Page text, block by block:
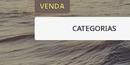
VENDA
CATEGORIAS